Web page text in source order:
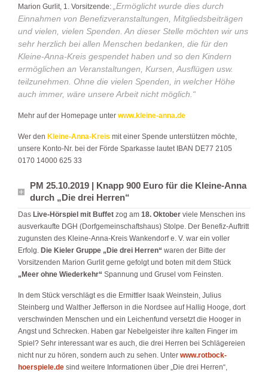
Marion Gurlit, 1. Vorsitzende: „Ermöglicht wurde dies durch
Einnahmen von Benefizveranstaltungen, Mitgliedsbeiträgen
und vielen, vielen Spenden. An dieser Stelle möchten wir uns
sehr herzlich bei allen Menschen bedanken, die für den
Kleine-Anna-Kreis gespendet haben und so den Kindern
ermöglichen an Veranstaltungen, Kursen, Ausflügen usw.
teilzunehmen. Ohne die vielen Spenden, in welcher Höhe
auch immer, wäre unsere Arbeit nicht möglich.“
Mehr auf der Homepage unter www.kleine-anna.de
Wer den Kleine-Anna-Kreis mit einer Spende unterstützen möchte,
unsere Konto-Nr. bei der Förde Sparkasse lautet IBAN DE77 2105
0170 14000 625 33
PM 25.10.2019 | Knapp 900 Euro für die Kleine-Anna
durch „Die drei Herren“
Das Live-Hörspiel mit Buffet zog am 18. Oktober viele Menschen ins
ausverkaufte DGH (Dorfgemeinschaftshaus) Stolpe. Der Benefiz-Auftritt
zugunsten des Kleine-Anna-Kreis Wankendorf e. V. war ein voller
Erfolg. Die Kieler Gruppe „Die drei Herren“ waren der Bitte der
Vorsitzenden Marion Gurlit gerne gefolgt und boten mit dem Stück
„Meer ohne Wiederkehr“ Spannung und Grusel vom Feinsten.
In dem Stück verschlägt es die Ermittler Isaak Weinstein, Julius
Steinberg und Walther Jefferson in die Nordsee auf Hallig Hooge, dort
verschwinden Menschen und ein Leichenfund versetzt die Hooger in
Angst und Schrecken. Haben gar Nebelgeister ihre kalten Finger im
Spiel? Sehr interessant war es auch, die drei Herren bei Schlägereien
nicht nur zu hören, sondern auch zu sehen. Unter www.rotbock-
hoerspiele.de sind weitere Informationen über „Die drei Herren“,